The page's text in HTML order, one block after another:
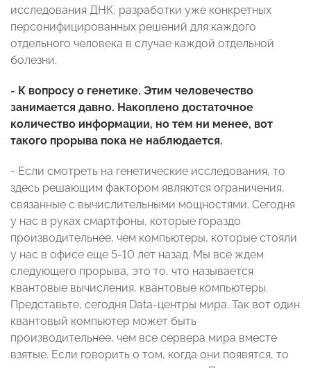
исследования ДНК, разработки уже конкретных
персонифицированных решений для каждого
отдельного человека в случае каждой отдельной
болезни.
- К вопросу о генетике. Этим человечество
занимается давно. Накоплено достаточное
количество информации, но тем ни менее, вот
такого прорыва пока не наблюдается.
- Если смотреть на генетические исследования, то
здесь решающим фактором являются ограничения,
связанные с вычислительными мощностями. Сегодня
у нас в руках смартфоны, которые гораздо
производительнее, чем компьютеры, которые стояли
у нас в офисе еще 5-10 лет назад. Мы все ждем
следующего прорыва, это то, что называется
квантовые вычисления, квантовые компьютеры.
Представьте, сегодня Data-центры мира. Так вот один
квантовый компьютер может быть
производительнее, чем все сервера мира вместе
взятые. Если говорить о том, когда они появятся, то